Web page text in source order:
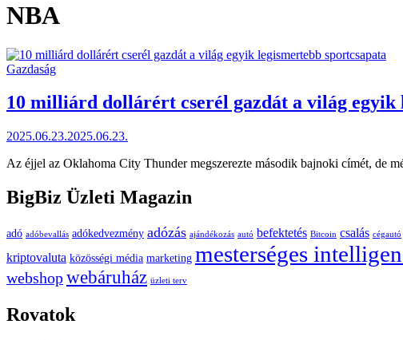
NBA
Posted
Gazdaság
10 milliárd dollárért cserél gazdát a világ egyik
2025.06.23.2025.06.23.
Az éjjel az Oklahoma City Thunder megszerezte második bajnoki címét, de
BigBiz Üzleti Magazin
adó adóbevallás adókedvezmény adózás ajándékozás autó befektetés Bitcoin csalás cégautó
kriptovaluta közösségi média marketing mesterséges
webshopwebáruház üzleti terv
Rovatok